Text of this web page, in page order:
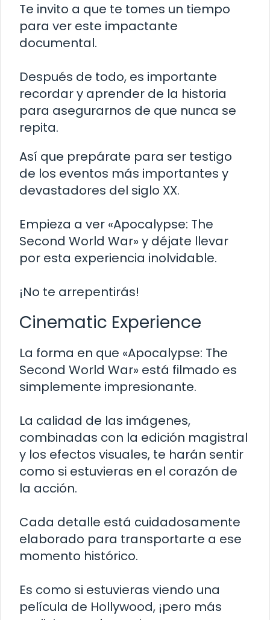
Te invito a que te tomes un tiempo
para ver este impactante
documental.
Después de todo, es importante
recordar y aprender de la historia
para asegurarnos de que nunca se
repita.
Así que prepárate para ser testigo
de los eventos más importantes y
devastadores del siglo XX.
Empieza a ver «Apocalypse: The
Second World War» y déjate llevar
por esta experiencia inolvidable.
¡No te arrepentirás!
Cinematic Experience
La forma en que «Apocalypse: The
Second World War» está filmado es
simplemente impresionante.
La calidad de las imágenes,
combinadas con la edición magistral
y los efectos visuales, te harán sentir
como si estuvieras en el corazón de
la acción.
Cada detalle está cuidadosamente
elaborado para transportarte a ese
momento histórico.
Es como si estuvieras viendo una
película de Hollywood, ¡pero más